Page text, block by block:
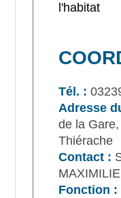
l'habitat
Tél. :
Adresse
de la
Thiérache
Contact :
Fonction :